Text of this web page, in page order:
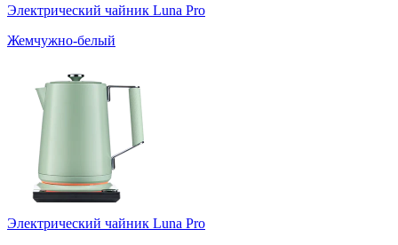
Электрический чайник Luna Pro
Жемчужно-белый
Электрический чайник Luna Pro